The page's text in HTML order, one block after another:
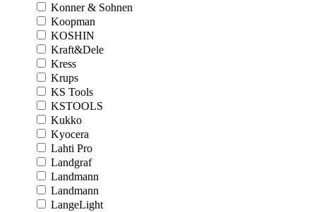
Konner & Sohnen
Koopman
KOSHIN
Kraft&Dele
Kress
Krups
KS Tools
KSTOOLS
Kukko
Kyocera
Lahti Pro
Landgraf
Landmann
Landmann
LangeLight